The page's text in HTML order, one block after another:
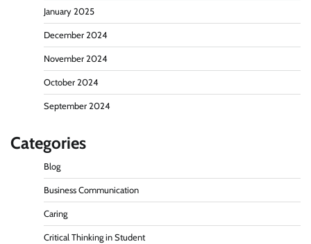
January 2025
December 2024
November 2024
October 2024
September 2024
Categories
Blog
Business Communication
Caring
Critical Thinking in Student